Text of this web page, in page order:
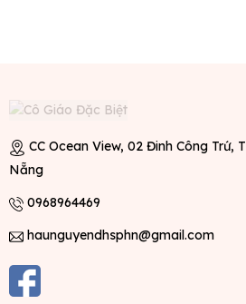
CC Ocean View, 02 Đinh Công Trứ,
Nẵng
0968964469
haunguyendhsphn@gmail.com